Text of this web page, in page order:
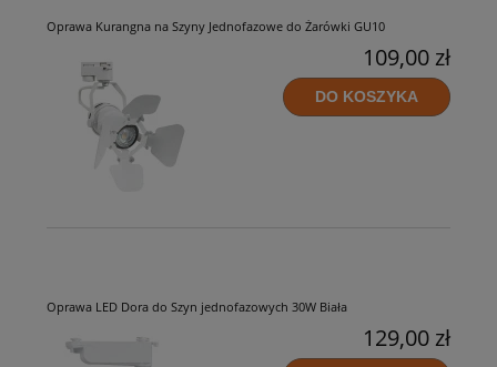
Oprawa Kurangna na Szyny Jednofazowe do Żarówki GU10
109,00 zł
DO KOSZYKA
Oprawa LED Dora do Szyn jednofazowych 30W Biała
129,00 zł